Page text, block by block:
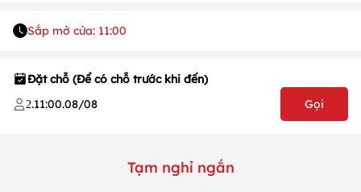
Sắp mở cửa: 11:00
Đặt chỗ (Để có chỗ trước khi đến)
2.11:00.08/08 Gọi
Tạm nghỉ ngắn